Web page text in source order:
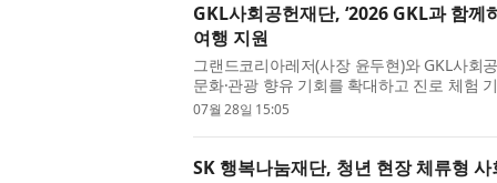
GKL사회공헌재단, ‘2026 GKL과 함
여행 지원
그랜드코리아레저(사장 윤두현)와 GKL사회
문화·관광 향유 기회를 확대하고 진로 체험
복여행’ 아동 여행 프로그램을 본격 운...
07월 28일 15:05
SK 행복나눔재단, 청년 현장 체류형